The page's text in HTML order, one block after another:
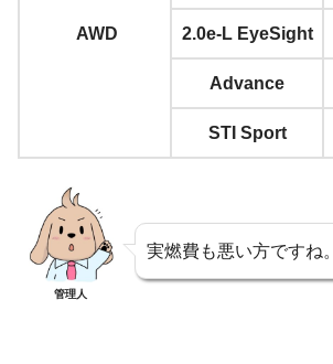
AWD 2.0e-L EyeSight
Advance
STI Sport
管理人
実燃費も悪い方ですね。